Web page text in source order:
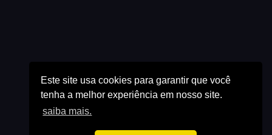
Este site usa cookies para garantir que você
tenha a melhor experiência em nosso site.
saiba mais.